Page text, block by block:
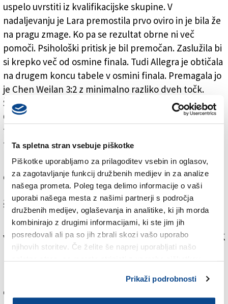
Ta spletna stran vsebuje piškotke
Piškotke uporabljamo za prilagoditev vsebin in oglasov,
za zagotavljanje funkcij družbenih medijev in za analize
našega prometa. Poleg tega delimo informacije o vaši
uporabi našega mesta z našimi partnerji s področja
družbenih medijev, oglaševanja in analitike, ki jih morda
kombinirajo z drugimi informacijami, ki ste jim jih
posredovali ali pa so jih zbrali skozi vašo uporabo
njihovih storitev. Če želite še naprej uporabljati našo
Prikaži podrobnosti
uspelo uvrstiti iz kvalifikacijske skupine. V
nadaljevanju je Lara premostila prvo oviro in je bila že
na pragu zmage. Ko pa se rezultat obrne ni več
pomoči. Psihološki pritisk je bil premočan. Zaslužila bi
si krepko več od osmine finala. Tudi Allegra je obtičala
na drugem koncu tabele v osmini finala. Premagala jo
je Chen Weilan 3:2 z minimalno razliko dveh točk.
Škoda, saj je bila tudi ona na koncu v rahli prednosti.
Obe krasovki sta igrali skupaj tudi ženske dvojice. Tudi
tukaj se je zataknilo v osmini finala prav v končnici
tekme proti Caramagna (Novara) in Loaldi (Milan).
Na pragu medalje se je znašla Sonja Milic v mešanih
dvojicah. Skupaj z branilcem iz Lavisa pri Bocnu
Lorenzom Bosettijem sta napredovala za pet kol in
šele v šestem izgubila že skoraj osvojeno tekmo.
Lepa in pomembna novica pa je bila čisto na koncu
vseh tekmovanj, ko so razglasili društveno lestvico: ŠK
Kras iz Zgonika je bil po točkah na drugem mestu.
na tem državnem zaključnem prvenstvu prisotnih 213
društev.